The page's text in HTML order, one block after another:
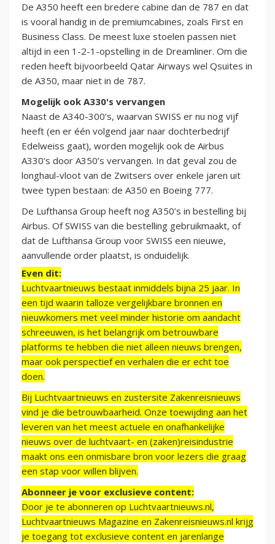
De A350 heeft een bredere cabine dan de 787 en dat
is vooral handig in de premiumcabines, zoals First en
Business Class. De meest luxe stoelen passen niet
altijd in een 1-2-1-opstelling in de Dreamliner. Om die
reden heeft bijvoorbeeld Qatar Airways wel Qsuites in
de A350, maar niet in de 787.
Mogelijk ook A330's vervangen
Naast de A340-300’s, waarvan SWISS er nu nog vijf
heeft (en er één volgend jaar naar dochterbedrijf
Edelweiss gaat), worden mogelijk ook de Airbus
A330’s door A350’s vervangen. In dat geval zou de
longhaul-vloot van de Zwitsers over enkele jaren uit
twee typen bestaan: de A350 en Boeing 777.
De Lufthansa Group heeft nog A350’s in bestelling bij
Airbus. Of SWISS van die bestelling gebruikmaakt, of
dat de Lufthansa Group voor SWISS een nieuwe,
aanvullende order plaatst, is onduidelijk.
Even dit:
Luchtvaartnieuws bestaat inmiddels bijna 25 jaar. In
een tijd waarin talloze vergelijkbare bronnen en
nieuwkomers met veel minder historie om aandacht
schreeuwen, is het belangrijk om betrouwbare
platforms te hebben die niet alleen nieuws brengen,
maar ook perspectief en verhalen die er echt toe
doen.
Bij Luchtvaartnieuws en zustersite Zakenreisnieuws
vind je die betrouwbaarheid. Onze toewijding aan het
leveren van het meest actuele en onafhankelijke
nieuws over de luchtvaart- en (zaken)reisindustrie
maakt ons een onmisbare bron voor lezers die graag
een stap voor willen blijven.
Abonneer je voor exclusieve content:
Door je te abonneren op Luchtvaartnieuws.nl,
Luchtvaartnieuws Magazine en Zakenreisnieuws.nl krijg
je toegang tot exclusieve content en jarenlange